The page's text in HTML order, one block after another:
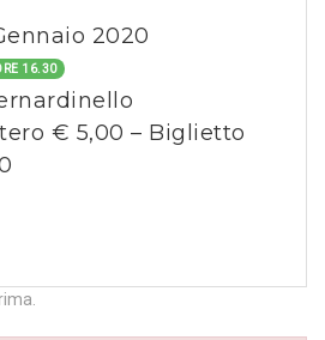
2020
16.30
€ 5,00 – Biglietto